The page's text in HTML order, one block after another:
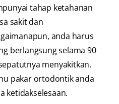
tahap ketahanan
sakit dan
anda harus
berlangsung selama 90
menyakitkan.
pakar ortodontik anda
ketidakselesaan.